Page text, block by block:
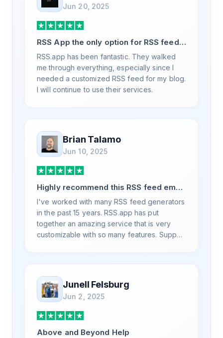
Jun 20, 2025
RSS App the only option for RSS feed
generation
RSS.app has been fantastic. They walked
me through everything, especially since I
needed a customized RSS feed for my blog.
I will continue to use their services.
Brian Talamo
Jun 10, 2025
Highly recommend this RSS feed email
/ widget generator service.
I've worked with many RSS feed generators
in the past 15 years. RSS.app has put
together an amazing service that is very
customizable with so many features. Support
your RSS feed needs. Our trucking news
hub website couldn't work without it. Thank
you.
Junell Felsburg
Jun 2, 2025
Above and Beyond Help